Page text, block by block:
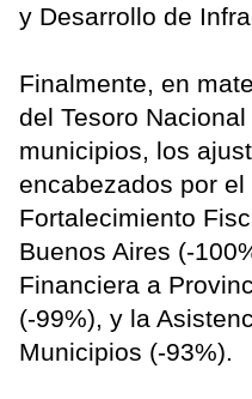
y Desarrollo de
Finalmente, en
del Tesoro
municipios, los
encabezados por el
Fortalecimiento
Buenos Aires (-
Financiera a
(-99%), y la
Municipios (-93%).